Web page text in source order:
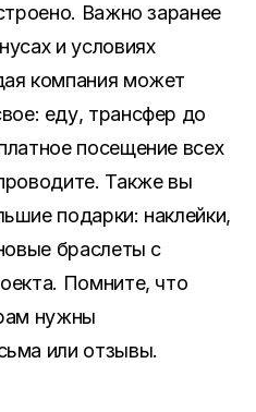
. Важно заранее
и условиях
компания может
: еду, трансфер до
посещение всех
. Также вы
подарки: наклейки,
браслеты с
. Помните, что
нужны
или отзывы.